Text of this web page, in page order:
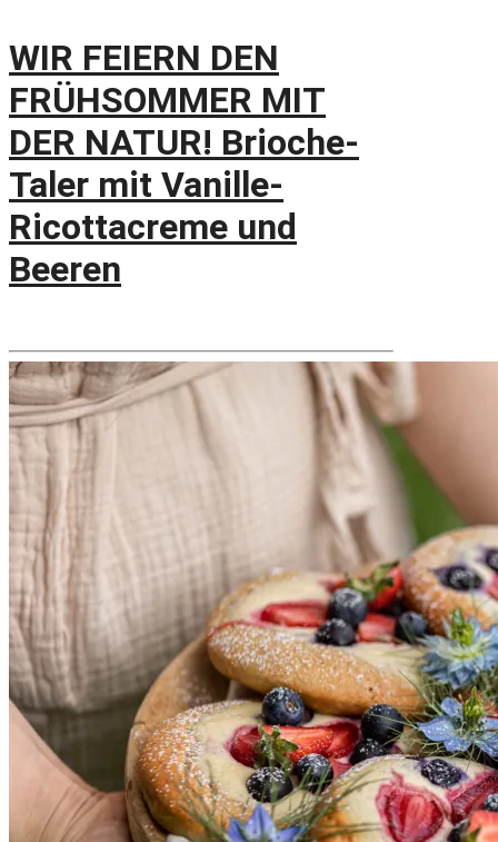
WIR FEIERN DEN
FRÜHSOMMER MIT
DER NATUR! Brioche-
Taler mit Vanille-
Ricottacreme und
Beeren